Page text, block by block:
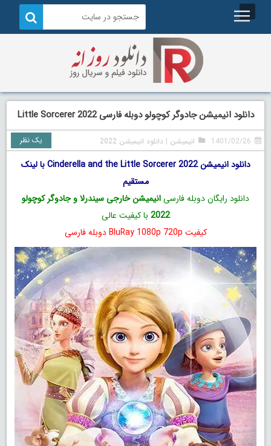
دانلود انیمیشن جادوگر کوچولو دوبله فارسی Little Sorcerer 2022
1401/02/26 انیمیشن | دانلود انیمیشن 2022 یک نظر
دانلود انیمیشن Cinderella and the Little Sorcerer 2022 با لینک
مستقیم
دانلود رایگان دوبله فارسیانیمیشن خارجی سیندرلا و جادوگر کوچولو
2022 با کیفیت عالی
کیفیت BluRay 1080p 720p دوبله فارسی